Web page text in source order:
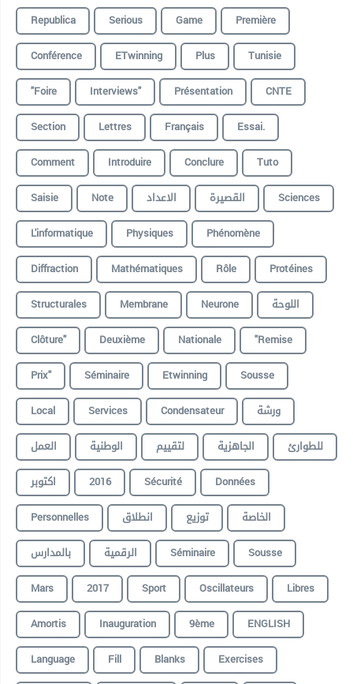
Republica Serious Game
Première
Conférence
ETwinning Plus
Tunisie
"foire
Interviews" Présentation
CNTE
Section
Lettres Français
Essai.
Comment
Introduire Conclure
Tuto
Saisie
Note الاعداد القصيرة
Sciences
L'informatique
Physiques
Phénomène
Diffraction
Mathématiques Rôle
Protéines
Structurales
Membrane Neurone
اللوحة
Clôture"
Deuxième Nationale
"remise
Prix"
Séminaire Etwinning
Sousse
Local
Services Condensateur
ورشة
العمل
الوطنية لتقييم الجاهزية
للطوارئ
اكتوبر
2016 Sécurité
Données
Personnelles
انطلاق توزيع
الخاصة
بالمدارس
الرقمية Séminaire
Sousse
Mars
2017 Sport Oscillateurs
Libres
Amortis
Inauguration 9ème
ENGLISH
Language
Fill Blanks
Exercises